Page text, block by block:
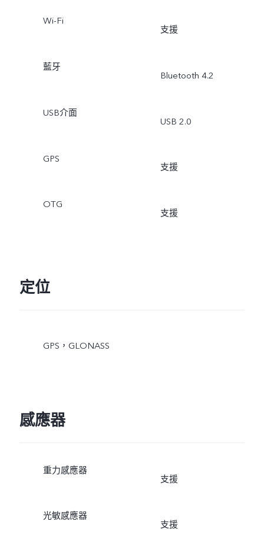
Wi-Fi
支援
藍牙
Bluetooth 4.2
USB介面
USB 2.0
GPS
支援
OTG
支援
定位
GPS，GLONASS
感應器
重力感應器
支援
光敏感應器
支援